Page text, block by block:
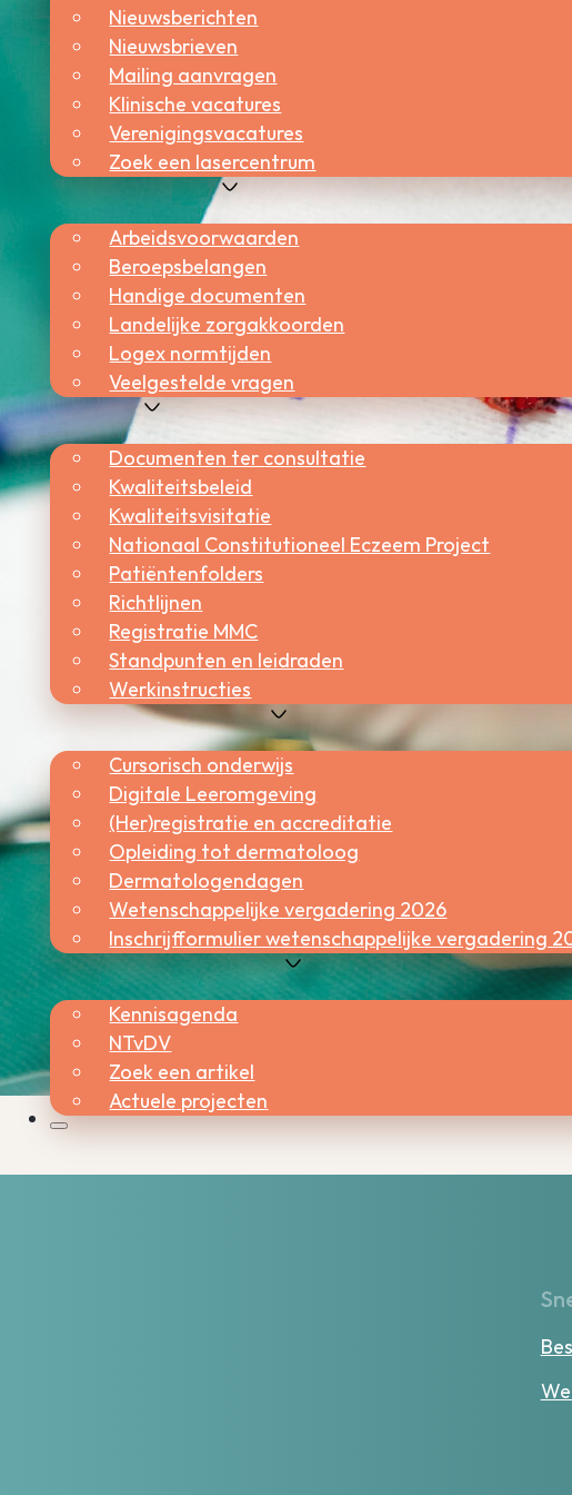
Nieuwsberichten
Nieuwsbrieven
Mailing aanvragen
Klinische vacatures
Verenigingsvacatures
Zoek een lasercentrum
Beroepsbelangen
Arbeidsvoorwaarden
Beroepsbelangen
Handige documenten
Landelijke zorgakkoorden
Logex normtijden
Veelgestelde vragen
Kwaliteit
Documenten ter consultatie
Kwaliteitsbeleid
Kwaliteitsvisitatie
Nationaal Constitutioneel Eczeem Project
Patiëntenfolders
Richtlijnen
Registratie MMC
Standpunten en leidraden
Werkinstructies
Opleiding & nascholing
Cursorisch onderwijs
Digitale Leeromgeving
(Her)registratie en accreditatie
Opleiding tot dermatoloog
Dermatologendagen
Wetenschappelijke vergadering 2026
Inschrijfformulier wetenschappelijke vergadering
Wetenschap & innovatie
Kennisagenda
NTvDV
Zoek een artikel
Actuele projecten